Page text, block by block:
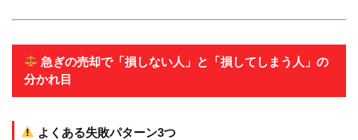
急ぎの売却で「損しない人」と「損してしまう人」の
分かれ目
よくある失敗パターン3つ